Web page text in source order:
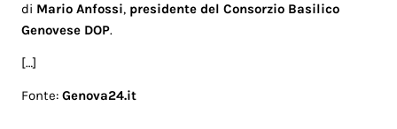
di Mario Anfossi, presidente del Consorzio Basilico
Genovese DOP.
[…]
Fonte:Genova24.it